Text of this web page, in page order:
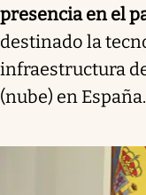
presencia en el
destinado la
infraestructura
(nube) en España.